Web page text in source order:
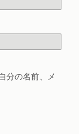
分の名前、メ